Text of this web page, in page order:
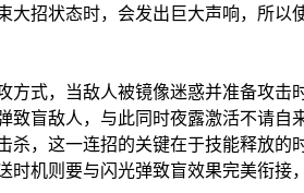
大招状态时，会发出巨大声响，所以
式，当敌人被镜像迷惑并准备攻击
致盲敌人，与此同时夜露激活不请自
，这一连招的关键在于技能释放的
机则要与闪光弹致盲效果完美衔接